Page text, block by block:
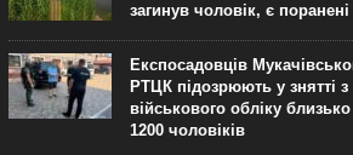
загинув чоловік, є поранені
Експосадовців
РТЦК підозрюють у знятті з
військового обліку близько
1200 чоловіків